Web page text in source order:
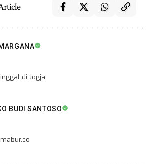
di Jogja
BUDI SANTOSO